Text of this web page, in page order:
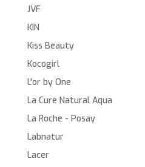
JVF
KIN
Kiss Beauty
Kocogirl
L'or by One
La Cure Natural Aqua
La Roche - Posay
Labnatur
Lacer